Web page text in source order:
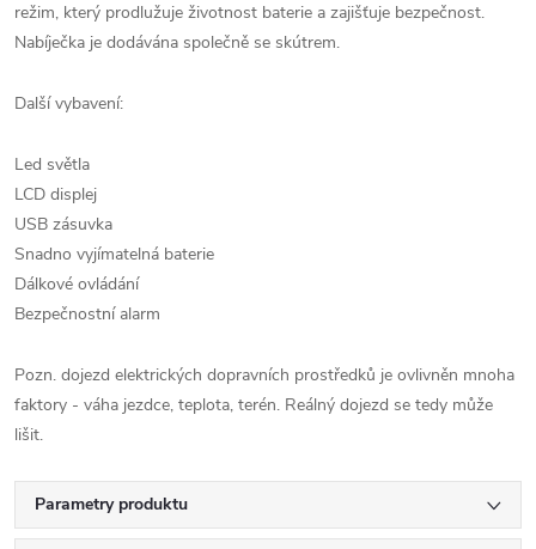
režim, který prodlužuje životnost baterie a zajišťuje bezpečnost.
Nabíječka je dodávána společně se skútrem.
Další vybavení:
Led světla
LCD displej
USB zásuvka
Snadno vyjímatelná baterie
Dálkové ovládání
Bezpečnostní alarm
Pozn. dojezd elektrických dopravních prostředků je ovlivněn mnoha
faktory - váha jezdce, teplota, terén. Reálný dojezd se tedy může
lišit.
Parametry produktu